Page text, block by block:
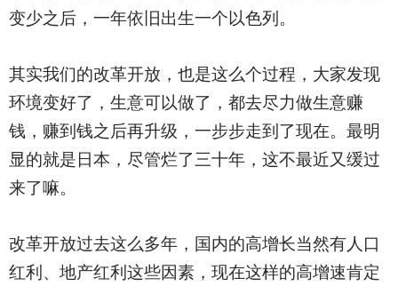
变少之后，一年依旧出生一个以色列。
其实我们的改革开放，也是这么个过程，大家发现
环境变好了，生意可以做了，都去尽力做生意赚
钱，赚到钱之后再升级，一步步走到了现在。最明
显的就是日本，尽管烂了三十年，这不最近又缓过
来了嘛。
改革开放过去这么多年，国内的高增长当然有人口
红利、地产红利这些因素，现在这样的高增速肯定